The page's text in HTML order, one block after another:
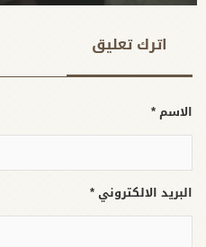
اترك تعلیق
الاسم *
البريد الالكتروني *